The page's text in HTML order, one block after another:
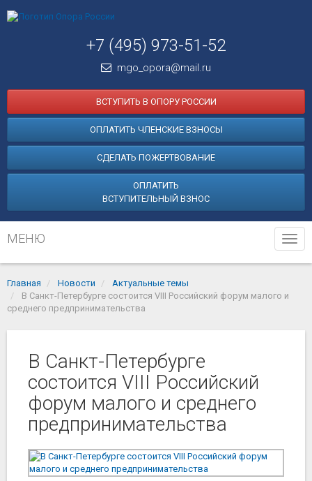
+7 (495) 973-51-52
mgo_opora@mail.ru
ВСТУПИТЬ В ОПОРУ РОССИИ
ОПЛАТИТЬ ЧЛЕНСКИЕ ВЗНОСЫ
СДЕЛАТЬ ПОЖЕРТВОВАНИЕ
ОПЛАТИТЬ
ВСТУПИТЕЛЬНЫЙ ВЗНОС
МЕНЮ
Главная Новости
Актуальные темы
В Санкт-Петербурге состоится VIII Российский форум малого и
среднего предпринимательства
В Санкт-Петербурге
состоится VIII Российский
форум малого и среднего
предпринимательства